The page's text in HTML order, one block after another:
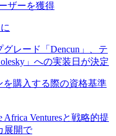
ザーを獲得
レード「Dencun」、テ
」への実装日が決定
購入する際の資格基準
Venturesと戦略的提
展開で